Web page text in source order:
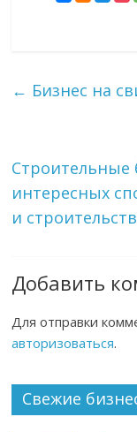
← Бизнес на
Строительные
интересных
и
Добавить
Для отправки
авторизоваться.
Свежие